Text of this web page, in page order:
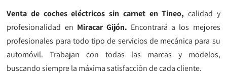
Venta de coches eléctricos sin carnet en Tineo, calidad y
profesionalidad en Miracar Gijón. Encontrará a los mejores
profesionales para todo tipo de servicios de mecánica para su
automóvil. Trabajan con todas las marcas y modelos,
buscando siempre la máxima satisfacción de cada cliente.